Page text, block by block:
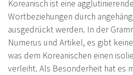
Koreanisch ist eine
Wortbeziehungen durch
ausgedrückt werden. In der
Numerus und Artikel, es gibt
was dem Koreanischen einen
verleiht. Als Besonderheit hat es